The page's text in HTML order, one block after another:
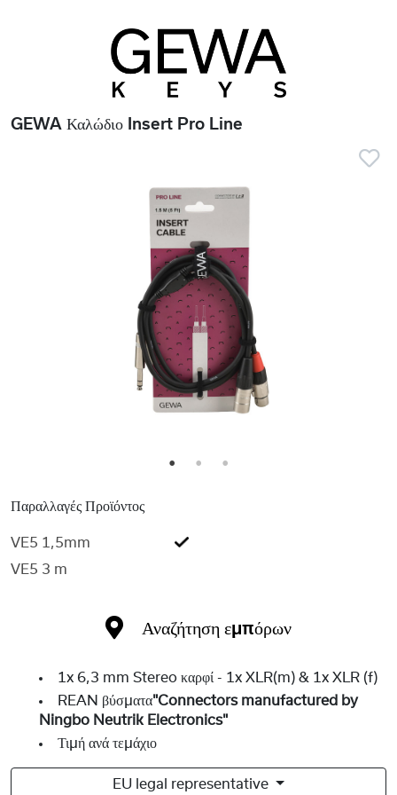
GEWA Καλώδιο Insert Pro Line
1 2 3
Παραλλαγές Προϊόντος
VE5 1,5mm
VE5 3 m
Αναζήτηση εμπόρων
1x 6,3 mm Stereo καρφί - 1x XLR(m) & 1x XLR (f)
REAN βύσματα"Connectors manufactured by
Ningbo Neutrik Electronics"
Τιμή ανά τεμάχιο
EU legal representative